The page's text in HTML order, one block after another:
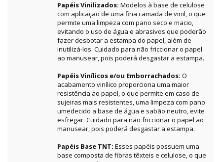
Papéis Vinilizados: Modelos à base de celulose
com aplicação de uma fina camada de vinil, o que
permite uma limpeza com pano seco e macio,
evitando o uso de água e abrasivos que poderão
fazer desbotar a estampa do papel, além de
inutilizá-los. Cuidado para não friccionar o papel
ao manusear, pois poderá desgastar a estampa.
Papéis Vinílicos e/ou Emborrachados: O
acabamento vinílico proporciona uma maior
resistência ao papel, o que permite em caso de
sujeiras mais resistentes, uma limpeza com pano
umedecido a base de água e sabão neutro, evite
esfregar. Cuidado para não friccionar o papel ao
manusear, pois poderá desgastar a estampa.
Papéis Base TNT: Esses papéis possuem uma
base composta de fibras têxteis e celulose, o que